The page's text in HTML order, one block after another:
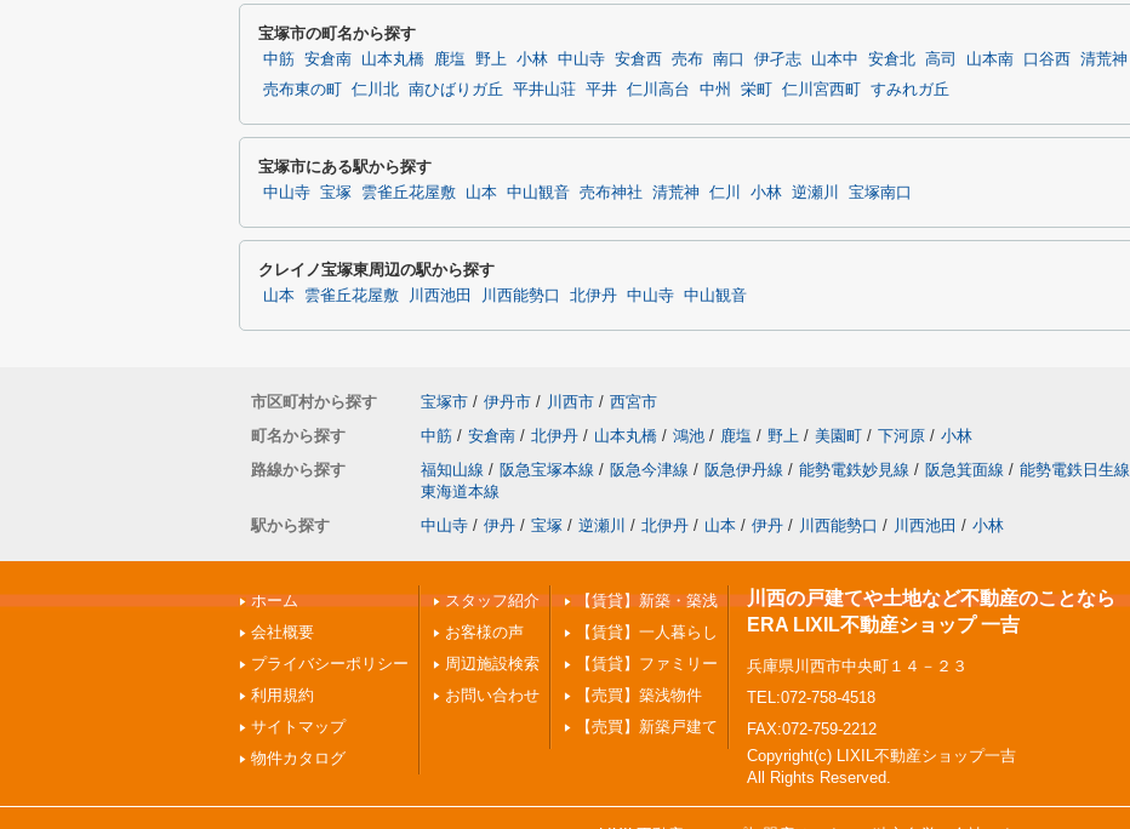
宝塚市の町名から探す
中筋 安倉南 山本丸橋 鹿塩 野上 小林 中山寺 安倉西 売布 南口 伊孑志 山本中 安倉北 高司 山本南 口谷西 清荒神
売布東の町
仁川北 南ひばりガ丘 平井山荘 平井 仁川高台 中州 栄町 仁川宮西町 すみれガ丘
宝塚市にある駅から探す
中山寺 宝塚 雲雀丘花屋敷 山本 中山観音 売布神社 清荒神 仁川 小林 逆瀬川 宝塚南口
クレイノ宝塚東周辺の駅から探す
山本 雲雀丘花屋敷 川西池田 川西能勢口 北伊丹 中山寺 中山観音
市区町村から探す 宝塚市 / 伊丹市 / 川西市 / 西宮市
町名から探す
中筋 / 安倉南 / 北伊丹 / 山本丸橋 / 鴻池 / 鹿塩 / 野上 / 美園町 / 下河原 / 小林
路線から探す
福知山線 / 阪急宝塚本線 / 阪急今津線 / 阪急伊丹線 / 能勢電鉄妙見線 / 阪急箕面線 / 能勢電鉄日生線
東海道本線
駅から探す
中山寺 / 伊丹 / 宝塚 / 逆瀬川 / 北伊丹 / 山本 / 伊丹 / 川西能勢口 / 川西池田 / 小林
ホーム
会社概要
プライバシーポリシー
利用規約
サイトマップ
物件カタログ
スタッフ紹介
お客様の声
周辺施設検索
お問い合わせ
【賃貸】新築・築浅
【賃貸】一人暮らし
【賃貸】ファミリー
【売買】築浅物件
【売買】新築戸建て
川西の戸建てや土地など不動産のことなら
ERA LIXIL不動産ショップ 一吉
兵庫県川西市中央町１４－２３
TEL:072-758-4518
FAX:072-759-2212
Copyright(c) LIXIL不動産ショップ一吉
All Rights Reserved.